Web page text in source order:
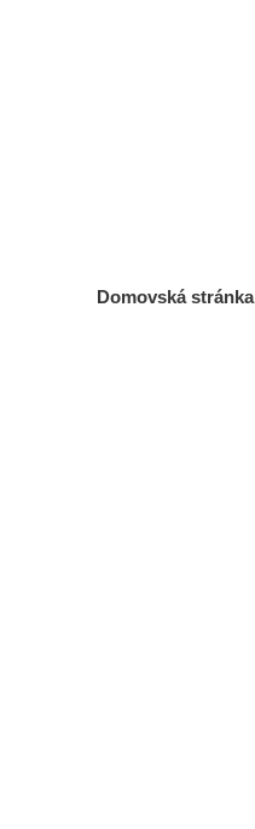
Domovská stránka